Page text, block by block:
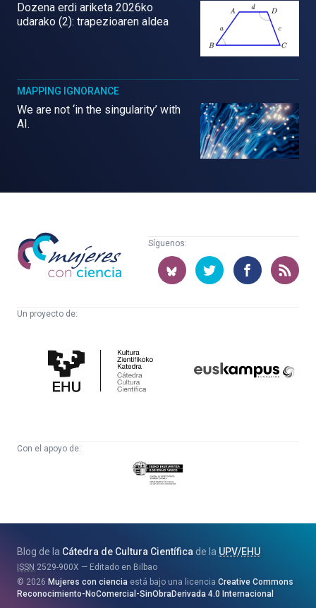
Dozena erdi ariketa 2026ko
udarako (2): trapezioaren aldea
MAPPING IGNORANCE
We are not ‘in the singularity’ with
AI.
Mujeres
con
ciencia
Síguenos:
Un proyecto de:
Cultura
Científica
Con el apoyo de:
Eusko
Jaurlaritza
eta
Berrikuntza
Saila
Blog de la Cátedra de Cultura Científica de la UPV/EHU
ISSN 2529-900X
Editado en Bilbao
2026 Mujeres con ciencia está bajo una licencia Creative Commons
Reconocimiento-NoComercial-SinObraDerivada 4.0 Internacional